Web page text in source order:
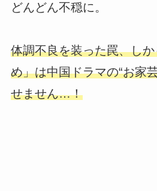
どんどん不穏に。
体調不良を装った罠、し
め」は中国ドラマの“お家
せません…！